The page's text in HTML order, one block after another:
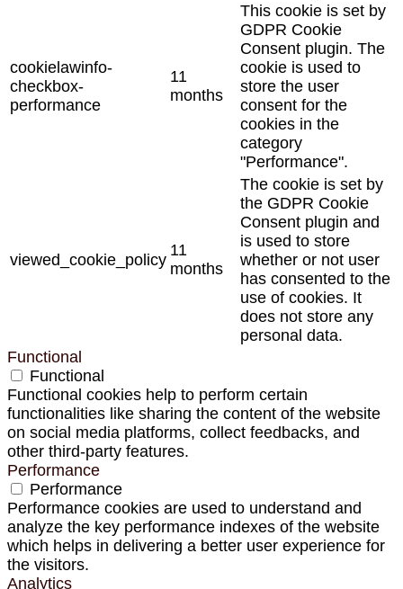
cookielawinfo-
checkbox-
performance
11
months
This cookie is set by
GDPR Cookie
Consent plugin. The
cookie is used to
store the user
consent for the
cookies in the
category
"Performance".
viewed_cookie_policy
11
months
The cookie is set by
the GDPR Cookie
Consent plugin and
is used to store
whether or not user
has consented to the
use of cookies. It
does not store any
personal data.
Functional
Functional
Functional cookies help to perform certain
functionalities like sharing the content of the website
on social media platforms, collect feedbacks, and
other third-party features.
Performance
Performance
Performance cookies are used to understand and
analyze the key performance indexes of the website
which helps in delivering a better user experience for
the visitors.
Analytics